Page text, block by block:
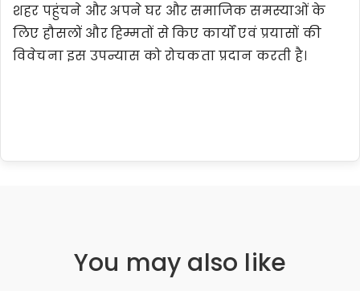
शहर पहुंचने और अपने घर और समाजिक समस्याओं के
लिए हौसलों और हिम्मतों से किए कार्यों एवं प्रयासों की
विवेचना इस उपन्यास को रोचकता प्रदान करती है।
You may also like